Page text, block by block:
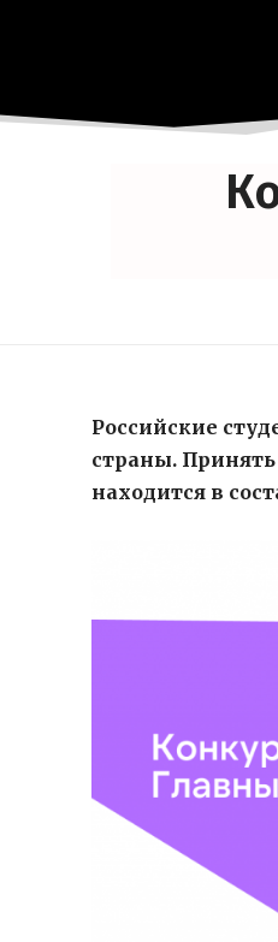
Российские
страны.
находится в